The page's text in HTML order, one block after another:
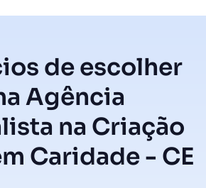
de escolher
Agência
na Criação
Caridade - CE